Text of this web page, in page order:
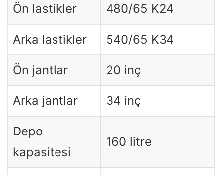
Ön lastikler 480/65 K24
Arka lastikler 540/65 K34
Ön jantlar 20 inç
Arka jantlar 34 inç
Depo
kapasitesi
160 litre